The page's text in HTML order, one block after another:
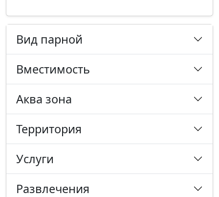
Вид парной
Вместимость
Аква зона
Территория
Услуги
Развлечения